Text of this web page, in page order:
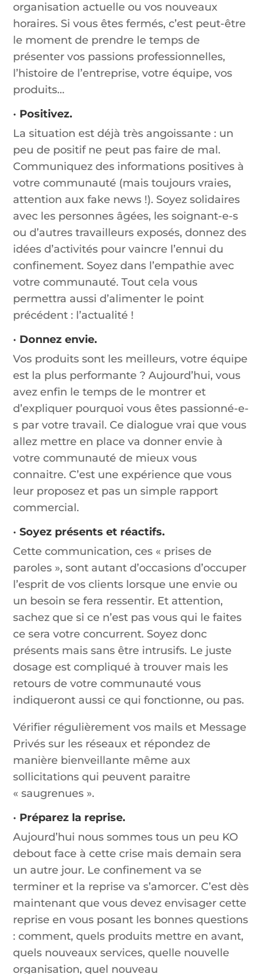
organisation actuelle ou vos nouveaux
horaires. Si vous êtes fermés, c’est peut-être
le moment de prendre le temps de
présenter vos passions professionnelles,
l’histoire de l’entreprise, votre équipe, vos
produits…
• Positivez.
La situation est déjà très angoissante : un
peu de positif ne peut pas faire de mal.
Communiquez des informations positives à
votre communauté (mais toujours vraies,
attention aux fake news !). Soyez solidaires
avec les personnes âgées, les soignant-e-s
ou d’autres travailleurs exposés, donnez des
idées d’activités pour vaincre l’ennui du
confinement. Soyez dans l’empathie avec
votre communauté. Tout cela vous
permettra aussi d’alimenter le point
précédent : l’actualité !
• Donnez envie.
Vos produits sont les meilleurs, votre équipe
est la plus performante ? Aujourd’hui, vous
avez enfin le temps de le montrer et
d’expliquer pourquoi vous êtes passionné-e-
s par votre travail. Ce dialogue vrai que vous
allez mettre en place va donner envie à
votre communauté de mieux vous
connaitre. C’est une expérience que vous
leur proposez et pas un simple rapport
commercial.
•Soyez présents et réactifs.
Cette communication, ces « prises de
paroles », sont autant d’occasions d’occuper
l’esprit de vos clients lorsque une envie ou
un besoin se fera ressentir. Et attention,
sachez que si ce n’est pas vous qui le faites
ce sera votre concurrent. Soyez donc
présents mais sans être intrusifs. Le juste
dosage est compliqué à trouver mais les
retours de votre communauté vous
indiqueront aussi ce qui fonctionne, ou pas.
Vérifier régulièrement vos mails et Message
Privés sur les réseaux et répondez de
manière bienveillante même aux
sollicitations qui peuvent paraitre
« saugrenues ».
• Préparez la reprise.
Aujourd’hui nous sommes tous un peu KO
debout face à cette crise mais demain sera
un autre jour. Le confinement va se
terminer et la reprise va s’amorcer. C’est dès
maintenant que vous devez envisager cette
reprise en vous posant les bonnes questions
: comment, quels produits mettre en avant,
quels nouveaux services, quelle nouvelle
organisation, quel nouveau